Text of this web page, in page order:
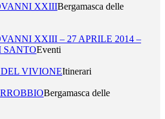
XXIIIBergamasca delle
XXIII – 27 APRILE 2014 –
SANTOEventi
DEL VIVIONEItinerari
Bergamasca delle